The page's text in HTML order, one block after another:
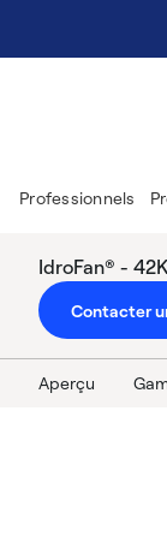
Professionnels
IdroFan® -
Contacter
Aperçu